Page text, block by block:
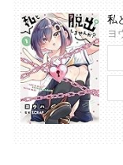
私
ヨ